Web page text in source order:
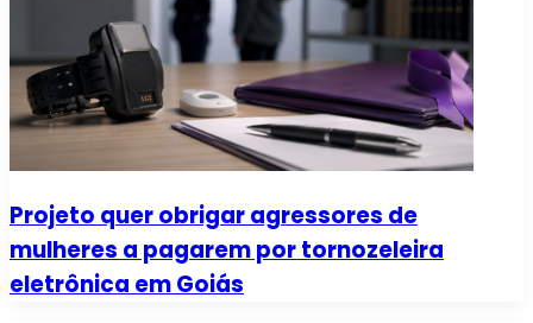
Projeto quer obrigar agressores de
mulheres a pagarem por tornozeleira
eletrônica em Goiás